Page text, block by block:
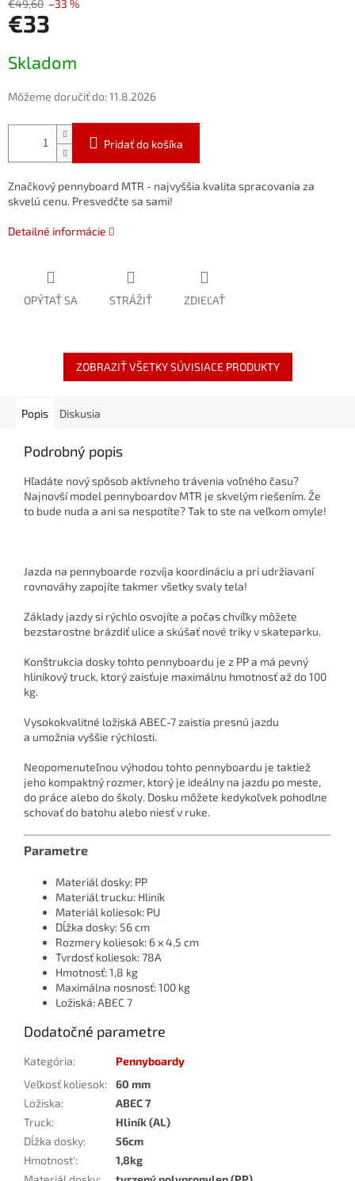
€49,60 –33 %
€33
cena:
Skladom
Môžeme doručiť do:11.8.2026
Pridať do košíka
Značkový pennyboard MTR - najvyššia kvalita spracovania za
skvelú cenu. Presvedčte sa sami!
Detailné informácie
OPÝTAŤ SA STRÁŽIŤ ZDIEĽAŤ
ZOBRAZIŤ VŠETKY SÚVISIACE PRODUKTY
Popis Diskusia
Podrobný popis
Hľadáte nový spôsob aktívneho trávenia voľného času?
Najnovší model pennyboardov MTR je skvelým riešením. Že
to bude nuda a ani sa nespotíte? Tak to ste na veľkom omyle!
Jazda na pennyboarde rozvíja koordináciu a pri udržiavaní
rovnováhy zapojíte takmer všetky svaly tela!
Základy jazdy si rýchlo osvojíte a počas chvíľky môžete
bezstarostne brázdiť ulice a skúšať nové triky v skateparku.
Konštrukcia dosky tohto pennyboardu je z PP a má pevný
hliníkový truck, ktorý zaisťuje maximálnu hmotnosť až do 100
kg.
Vysokokvalitné ložiská ABEC-7 zaistia presnú jazdu
a umožnia vyššie rýchlosti.
Neopomenuteľnou výhodou tohto pennyboardu je taktiež
jeho kompaktný rozmer, ktorý je ideálny na jazdu po meste,
do práce alebo do školy. Dosku môžete kedykoľvek pohodlne
schovať do batohu alebo niesť v ruke.
Parametre
Materiál dosky: PP
Materiál trucku: Hliník
Materiál koliesok: PU
Dĺžka dosky: 56 cm
Rozmery koliesok: 6 x 4,5 cm
Tvrdosť koliesok: 78A
Hmotnosť: 1,8 kg
Maximálna nosnosť: 100 kg
Ložiská: ABEC 7
Dodatočné parametre
Kategória:
Pennyboardy
Veľkosť koliesok:
60 mm
Ložiska:
ABEC 7
Truck:
Hliník (AL)
Dĺžka dosky:
56cm
Hmotnost':
1,8kg